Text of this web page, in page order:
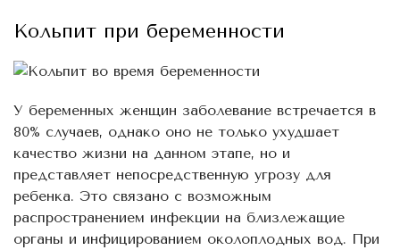
Кольпит при беременности
У беременных женщин заболевание встречается в
80% случаев, однако оно не только ухудшает
качество жизни на данном этапе, но и
представляет непосредственную угрозу для
ребенка. Это связано с возможным
распространением инфекции на близлежащие
органы и инфицированием околоплодных вод. При